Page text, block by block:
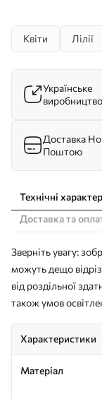
Квіти Лілії
Українське
виробництво
Доставка
Поштою
Технічні
Доставка та
Зверніть увагу:
можуть дещо
від роздільної
також умов
Характеристики
Матеріал